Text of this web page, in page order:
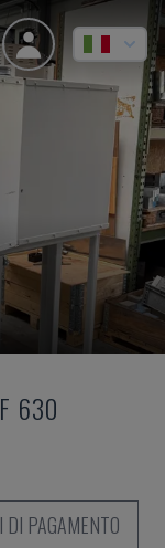
630
DI PAGAMENTO